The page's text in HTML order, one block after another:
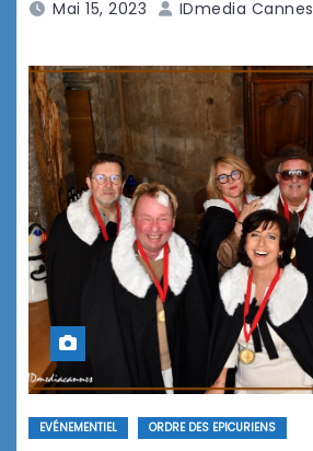
Mai 15, 2023 IDmedia Cannes
EVÉNEMENTIEL ORDRE DES EPICURIENS